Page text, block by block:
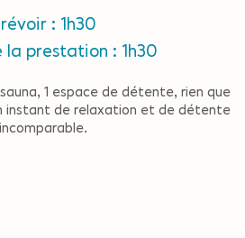
: 1h30
la prestation : 1h30
sauna, 1 espace de détente, rien que
instant de relaxation et de détente
incomparable.